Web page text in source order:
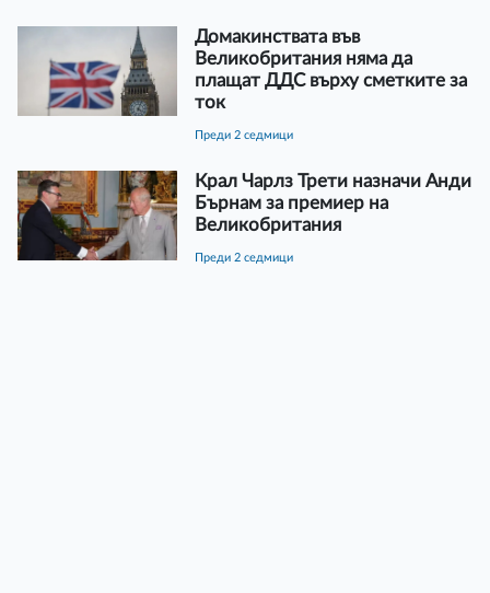
Домакинствата във
Великобритания няма да
плащат ДДС върху сметките за
ток
преди 2 седмици
Крал Чарлз Трети назначи Анди
Бърнам за премиер на
Великобритания
преди 2 седмици